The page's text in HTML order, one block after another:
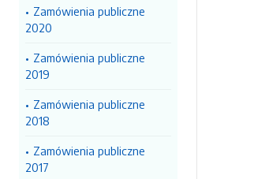
Zamówienia publiczne
2020
Zamówienia publiczne
2019
Zamówienia publiczne
2018
Zamówienia publiczne
2017